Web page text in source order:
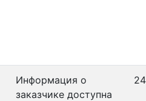
Информация о
заказчике доступна